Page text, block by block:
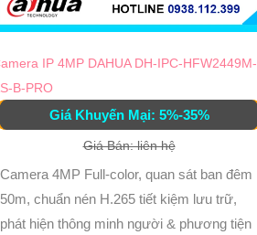
IP 4MP DAHUA DH-IPC-HFW2449M-
B-PRO
Giá Khuyến Mại: 5%-35%
Giá Bán: liên hệ
Camera 4MP Full-color, quan sát ban đêm
50m, chuẩn nén H.265 tiết kiệm lưu trữ,
phát hiện thông minh người & phương tiện